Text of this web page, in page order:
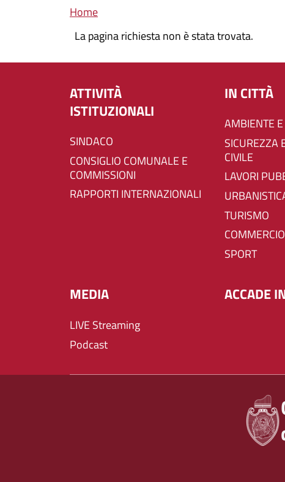
Briciole di pane
Home
La pagina richiesta non è stata trovata.
ATTIVITÀ
ISTITUZIONALI
SINDACO
CONSIGLIO COMUNALE E
COMMISSIONI
RAPPORTI INTERNAZIONALI
IN CITTÀ
AMBIENTE
SICUREZZA E PROTEZIONE
CIVILE
LAVORI
TURISMO
COMMERCIO
SPORT
MEDIA
LIVE Streaming
Podcast
ACCADE